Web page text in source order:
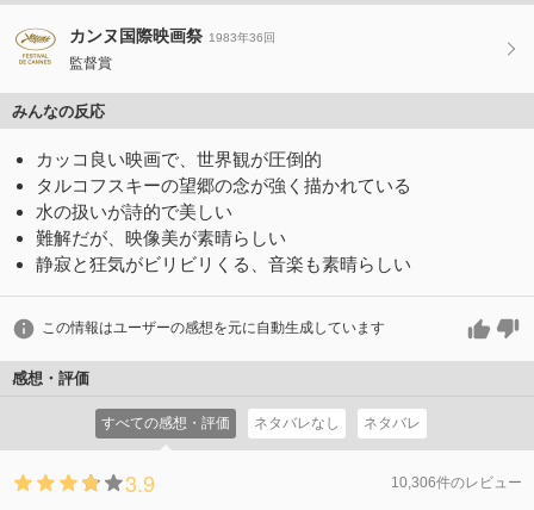
カンヌ国際映画祭 1983年36回
監督賞
みんなの反応
カッコ良い映画で、世界観が圧倒的
タルコフスキーの望郷の念が強く描かれている
水の扱いが詩的で美しい
難解だが、映像美が素晴らしい
静寂と狂気がビリビリくる、音楽も素晴らしい
この情報はユーザーの感想を元に自動生成しています
感想・評価
すべての感想・評価 ネタバレなし ネタバレ
3.9 10,306件のレビュー